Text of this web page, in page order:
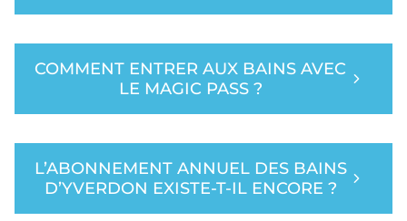
COMMENT ENTRER AUX BAINS AVEC
LE MAGIC PASS ?
L’ABONNEMENT ANNUEL DES BAINS
D’YVERDON EXISTE-T-IL ENCORE ?